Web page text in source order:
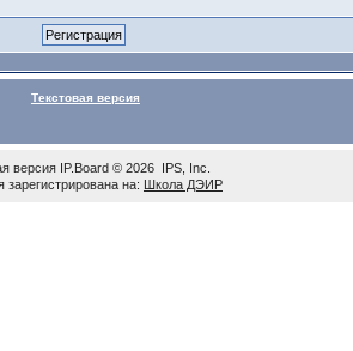
Текстовая версия
версия IP.Board© 2026 IPS, Inc
зарегистрирована на: Школа ДЭИР